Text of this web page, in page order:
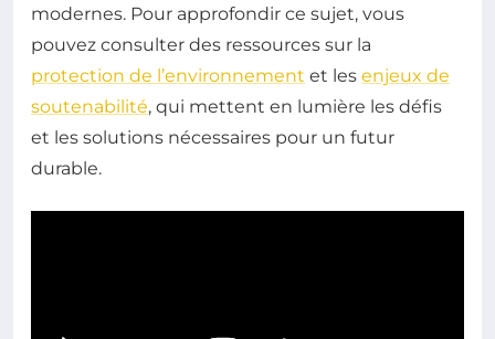
modernes. Pour approfondir ce sujet, vous
pouvez consulter des ressources sur la
protection de l’environnement et les enjeux de
soutenabilité, qui mettent en lumière les défis
et les solutions nécessaires pour un futur
durable.